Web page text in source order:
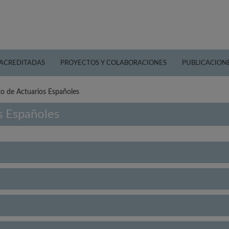
PROYECTOS Y COLABORACIONES
de Actuarios Españoles